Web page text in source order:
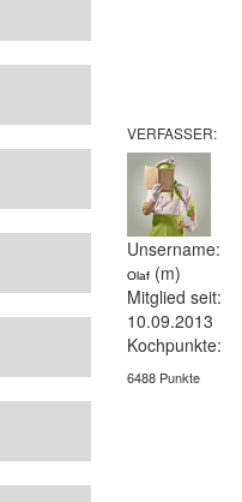
VERFASSER:
Unsername:
Olaf (m)
Mitglied seit:
10.09.2013
Kochpunkte:
6488 Punkte